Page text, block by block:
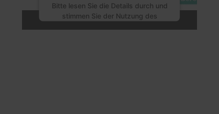
Bitte lesen Sie die Details durch und
stimmen Sie der Nutzung des